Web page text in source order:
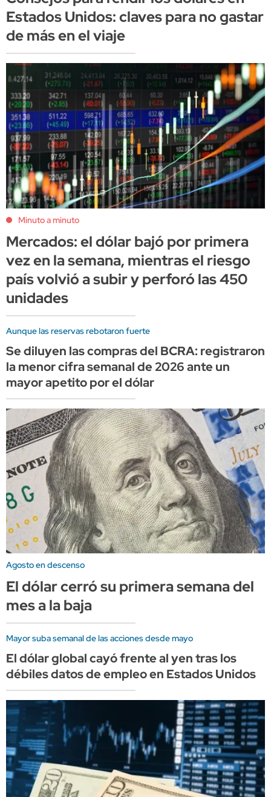
Estados Unidos: claves para no gastar
de más en el viaje
Minuto a minuto
Mercados: el dólar bajó por primera
vez en la semana, mientras el riesgo
país volvió a subir y perforó las 450
unidades
Aunque las reservas rebotaron fuerte
Se diluyen las compras del BCRA: registraron
la menor cifra semanal de 2026 ante un
mayor apetito por el dólar
Agosto en descenso
El dólar cerró su primera semana del
mes a la baja
Mayor suba semanal de las acciones desde mayo
El dólar global cayó frente al yen tras los
débiles datos de empleo en Estados Unidos